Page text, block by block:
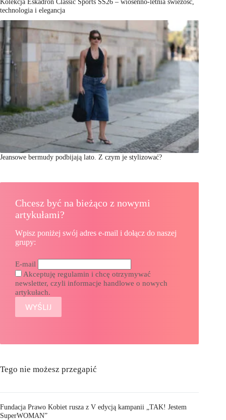
Kolekcja Eskadron Classic Sports SS26 – wiosenno-letnia świeżość,
technologia i elegancja
Jeansowe bermudy podbijają lato. Z czym je stylizować?
Chcesz być na bieżąco z nowymi
artykułami?
Wpisz poniżej swój adres e-mail i dołącz do naszej
grupy:
E-mail
Akceptuję regulamin i chcę otrzymywać
newsletter, czyli informacje handlowe o nowych
artykułach.
Tego nie możesz przegapić
Fundacja Prawo Kobiet rusza z V edycją kampanii „TAK! Jestem
SuperWOMAN”